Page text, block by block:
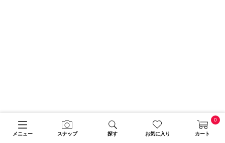
メニュー スナップ 探す お気に入り カート
0